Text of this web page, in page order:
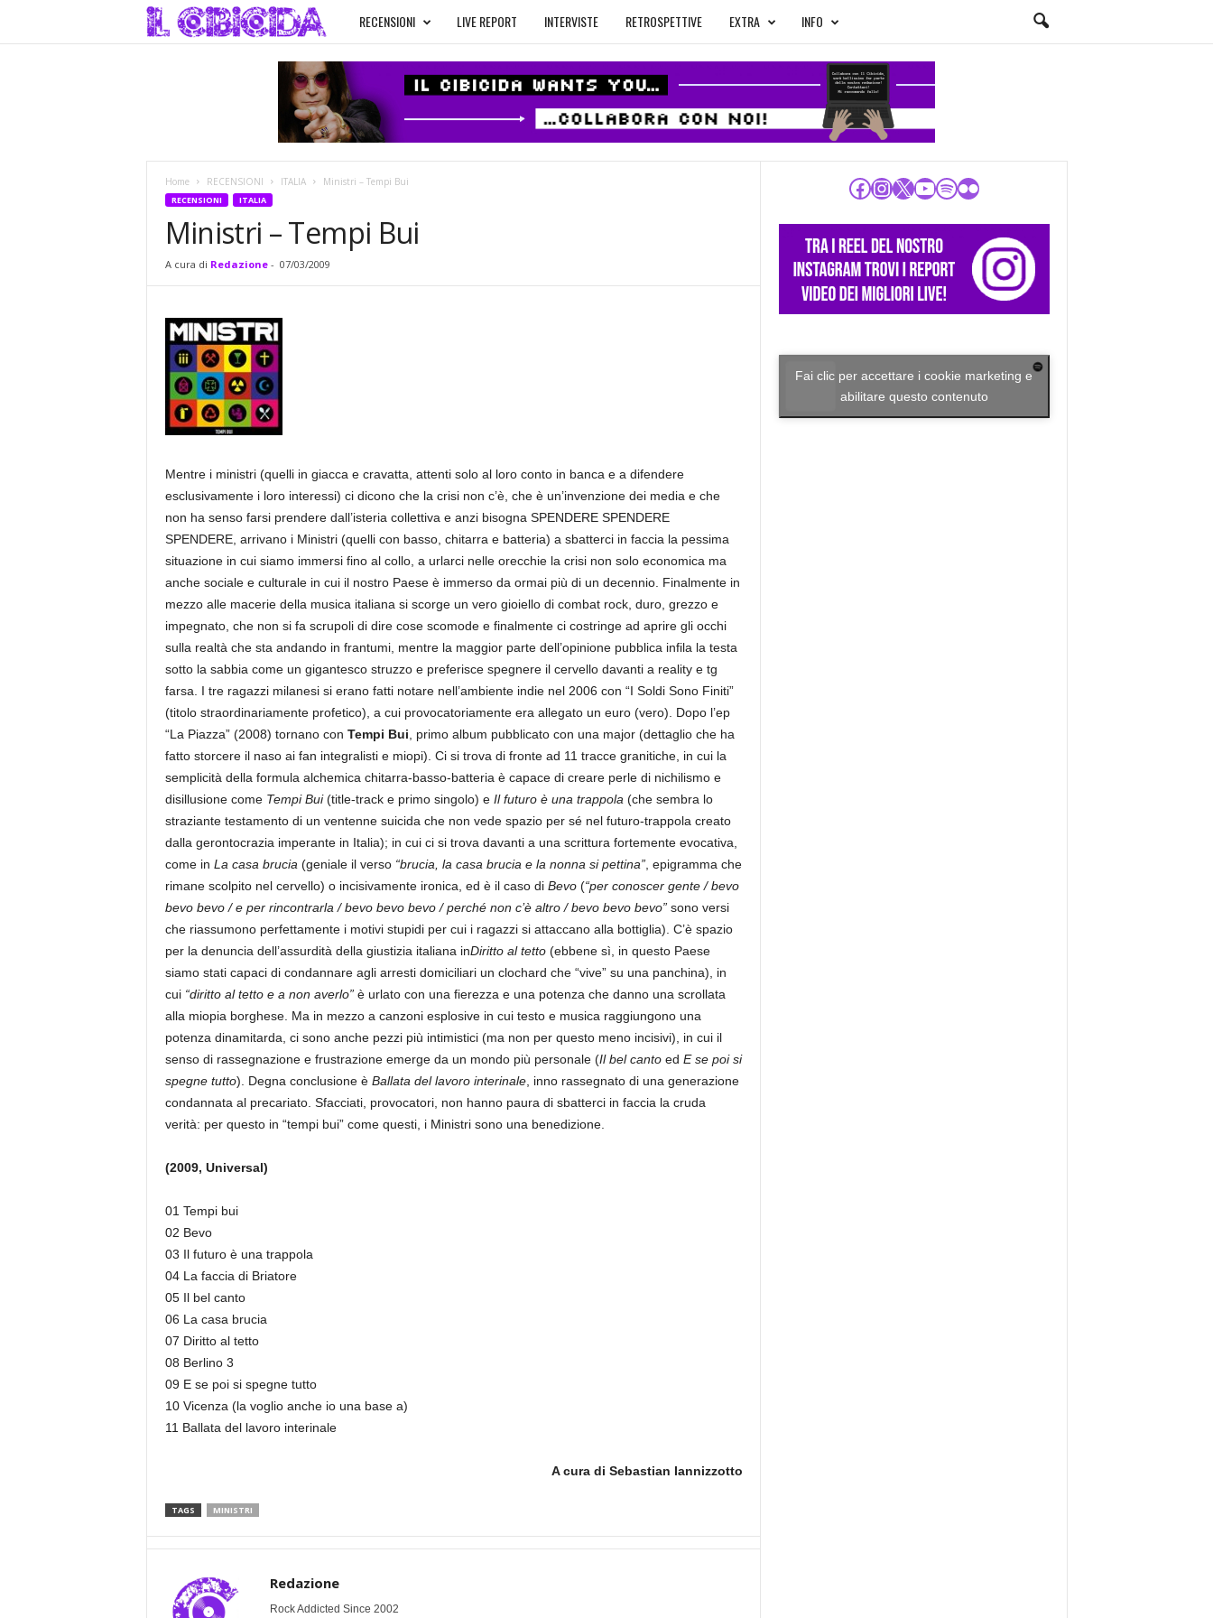
l
C
RECENSIONI LIVE REPORT INTERVISTE RETROSPETTIVE EXTRA INFO
Home RECENSIONI ITALIA Ministri – Tempi Bui
RECENSIONI ITALIA
Ministri – Tempi Bui
A cura di Redazione- 07/03/2009
Mentre i ministri (quelli in giacca e cravatta, attenti solo al loro conto in banca e a difendere
esclusivamente i loro interessi) ci dicono che la crisi non c’è, che è un’invenzione dei media e che
non ha senso farsi prendere dall’isteria collettiva e anzi bisogna SPENDERE SPENDERE
SPENDERE, arrivano i Ministri (quelli con basso, chitarra e batteria) a sbatterci in faccia la pessima
situazione in cui siamo immersi fino al collo, a urlarci nelle orecchie la crisi non solo economica ma
anche sociale e culturale in cui il nostro Paese è immerso da ormai più di un decennio. Finalmente in
mezzo alle macerie della musica italiana si scorge un vero gioiello di combat rock, duro, grezzo e
impegnato, che non si fa scrupoli di dire cose scomode e finalmente ci costringe ad aprire gli occhi
sulla realtà che sta andando in frantumi, mentre la maggior parte dell’opinione pubblica infila la testa
sotto la sabbia come un gigantesco struzzo e preferisce spegnere il cervello davanti a reality e tg
farsa. I tre ragazzi milanesi si erano fatti notare nell’ambiente indie nel 2006 con “I Soldi Sono Finiti”
(titolo straordinariamente profetico), a cui provocatoriamente era allegato un euro (vero). Dopo l’ep
“La Piazza” (2008) tornano con Tempi Bui , primo album pubblicato con una major (dettaglio che ha
fatto storcere il naso ai fan integralisti e miopi). Ci si trova di fronte ad 11 tracce granitiche, in cui la
semplicità della formula alchemica chitarra-basso-batteria è capace di creare perle di nichilismo e
disillusione come Tempi Bui(title-track e primo singolo) e Il futuro è una trappola (che sembra lo
straziante testamento di un ventenne suicida che non vede spazio per sé nel futuro-trappola creato
dalla gerontocrazia imperante in Italia); in cui ci si trova davanti a una scrittura fortemente evocativa,
come in La casa brucia (geniale il verso “brucia, la casa brucia e la nonna si pettina”, epigramma che
rimane scolpito nel cervello) o incisivamente ironica, ed è il caso di Bevo(“per conoscer gente / bevo
bevo bevo / e per rincontrarla / bevo bevo bevo / perché non c’è altro / bevo bevo bevo”sono versi
che riassumono perfettamente i motivi stupidi per cui i ragazzi si attaccano alla bottiglia). C’è spazio
per la denuncia dell’assurdità della giustizia italiana inDiritto al tetto(ebbene sì, in questo Paese
siamo stati capaci di condannare agli arresti domiciliari un clochard che “vive” su una panchina), in
cui “diritto al tetto e a non averlo”è urlato con una fierezza e una potenza che danno una scrollata
alla miopia borghese. Ma in mezzo a canzoni esplosive in cui testo e musica raggiungono una
potenza dinamitarda, ci sono anche pezzi più intimistici (ma non per questo meno incisivi), in cui il
senso di rassegnazione e frustrazione emerge da un mondo più personale (Il bel cantoed E se poi si
spegne tutto). Degna conclusione è Ballata del lavoro interinale, inno rassegnato di una generazione
condannata al precariato. Sfacciati, provocatori, non hanno paura di sbatterci in faccia la cruda
verità: per questo in “tempi bui” come questi, i Ministri sono una benedizione.
(2009, Universal)
01 Tempi bui
02 Bevo
03 Il futuro è una trappola
04 La faccia di Briatore
05 Il bel canto
06 La casa brucia
07 Diritto al tetto
08 Berlino 3
09 E se poi si spegne tutto
10 Vicenza (la voglio anche io una base a)
11 Ballata del lavoro interinale
A cura di Sebastian Iannizzotto
TAGS MINISTRI
Redazione
Rock Addicted Since 2002
Facebook
Instagram
X YouTube
Spotify
Flickr
Fai clic per accettare i cookie marketing e
abilitare questo contenuto